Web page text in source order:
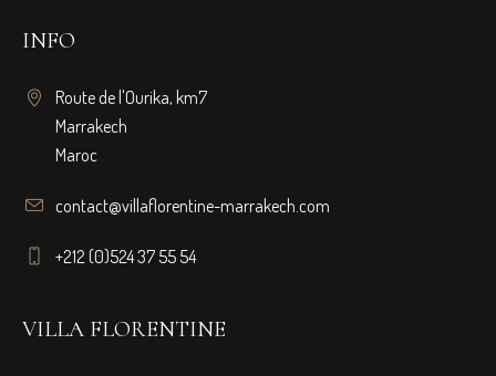
INFO
Route de l'Ourika, km7
Marrakech
Maroc
contact@villaflorentine-marrakech.com
+212 (0)524 37 55 54
VILLA FLORENTINE